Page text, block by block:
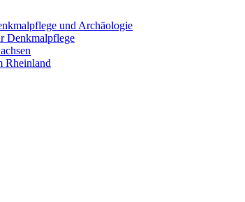
und Archäologie
Denkmalpflege
Rheinland